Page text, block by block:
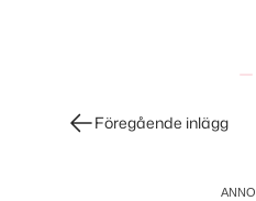
InläggsnavigeringFöregående inlägg